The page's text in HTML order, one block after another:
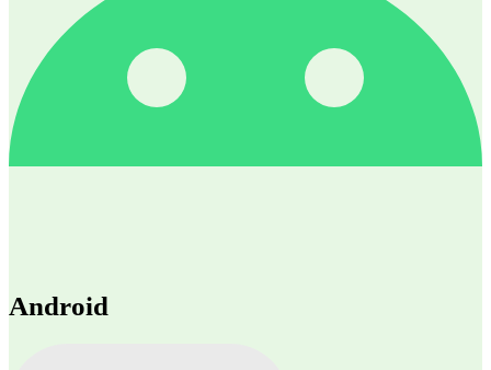
Android